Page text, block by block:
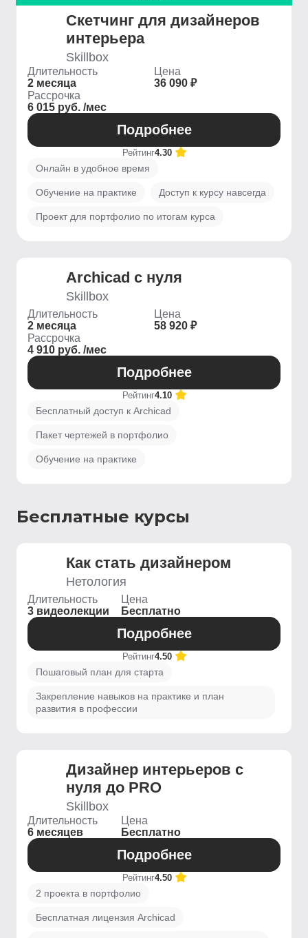
Скетчинг для дизайнеров
интерьера
Skillbox
Длительность
2 месяца
Цена
36 090 ₽
Рассрочка
6 015 руб. /мес
Подробнее
Рейтинг4.30
Онлайн в удобное время
Обучение на практике Доступ к курсу навсегда
Проект для портфолио по итогам курса
Archicad с нуля
Skillbox
Длительность
2 месяца
Цена
58 920 ₽
Рассрочка
4 910 руб. /мес
Подробнее
Рейтинг4.10
Бесплатный доступ к Archicad
Пакет чертежей в портфолио
Обучение на практике
Бесплатные курсы
Как стать дизайнером
Нетология
Длительность
3 видеолекции
Цена
Бесплатно
Подробнее
Рейтинг4.50
Пошаговый план для старта
Закрепление навыков на практике и план
развития в профессии
Дизайнер интерьеров с
нуля до PRO
Skillbox
Длительность
6 месяцев
Цена
Бесплатно
Подробнее
Рейтинг4.50
2 проекта в портфолио
Бесплатная лицензия Archicad